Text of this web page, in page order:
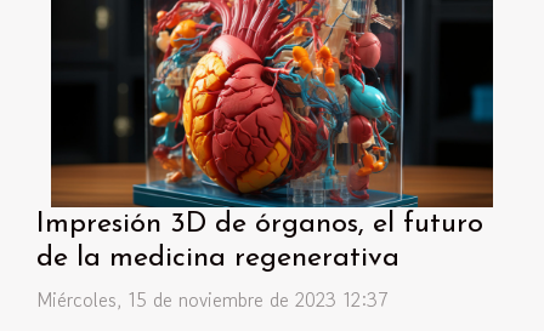
Impresión 3D de órganos, el futuro
de la medicina regenerativa
Miércoles, 15 de noviembre de 2023 12:37